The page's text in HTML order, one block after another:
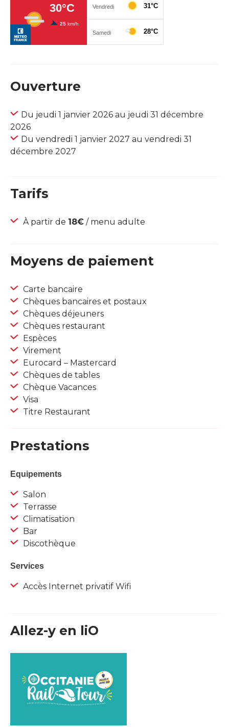
Ouverture
Du jeudi 1 janvier 2026 au jeudi 31 décembre
2026
Du vendredi 1 janvier 2027 au vendredi 31
décembre 2027
Tarifs
À partir de 18€ / menu adulte
Moyens de paiement
Carte bancaire
Chèques bancaires et postaux
Chèques déjeuners
Chèques restaurant
Espèces
Virement
Eurocard – Mastercard
Chèques de tables
Chèque Vacances
Visa
Titre Restaurant
Prestations
Equipements
Salon
Terrasse
Climatisation
Bar
Discothèque
Services
Accès Internet privatif Wifi
Allez-y en liO